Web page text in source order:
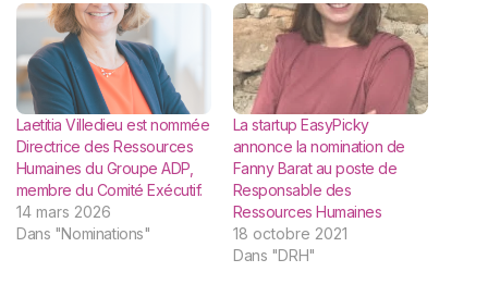
Laetitia Villedieu est nommée
Directrice des Ressources
Humaines du Groupe ADP,
membre du Comité Exécutif.
14 mars 2026
Dans "Nominations"
La startup EasyPicky
annonce la nomination de
Fanny Barat au poste de
Responsable des
Ressources Humaines
18 octobre 2021
Dans "DRH"